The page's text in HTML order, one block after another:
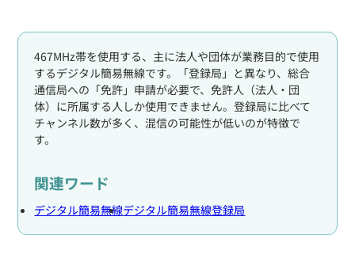
467MHz帯を使用する、主に法人や団体が業務目的で使用
するデジタル簡易無線です。「登録局」と異なり、総合
通信局への「免許」申請が必要で、免許人（法人・団
体）に所属する人しか使用できません。登録局に比べて
チャンネル数が多く、混信の可能性が低いのが特徴で
す。
関連ワード
デジタル簡易無線デジタル簡易無線登録局